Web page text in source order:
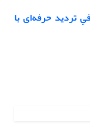
تردید حرفه‌ای با